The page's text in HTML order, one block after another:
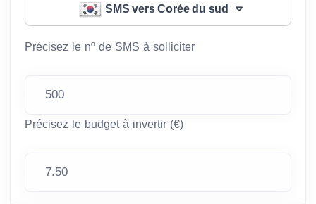
SMS vers Corée du sud
Précisez le nº de SMS à solliciter
Précisez le budget à invertir (€)